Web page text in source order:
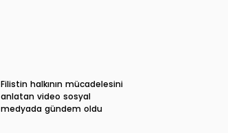
Filistin halkının mücadelesini
anlatan video sosyal
medyada gündem oldu